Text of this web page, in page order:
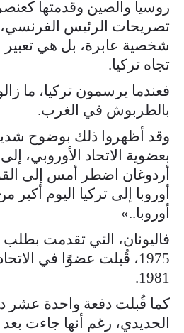
روسيا والصين وقدمتها
تصريحات الرئيس
شخصية عابرة، بل هي
تجاه تركيا.
فعندما يرسمون تركيا، ما
بالطربوش في الغرب.
وقد أظهروا ذلك بوضوح
بعضوية الاتحاد الأوروبي،
أردوغان اضطر أمس إلى
أوروبا إلى تركيا اليوم أكبر
أوروبا..»
فاليونان، التي تقدمت
1975، قُبلت عضوًا في
1981.
كما قُبلت دفعة واحدة عشر
الحديدي، رغم أنها جاءت بعد